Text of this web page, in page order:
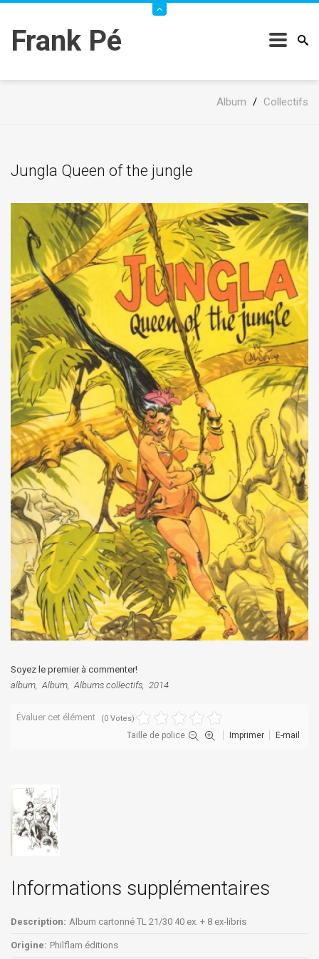
Frank Pé
Album / Collectifs
Jungla Queen of the jungle
Soyez le premier à commenter!
album Album Albums collectifs 2014
Évaluer cet élément (0 Votes)
Taille de police Imprimer E-mail
Informations supplémentaires
Description: Album cartonné TL 21/30 40 ex. + 8 ex-libris
Origine: Philflam éditions